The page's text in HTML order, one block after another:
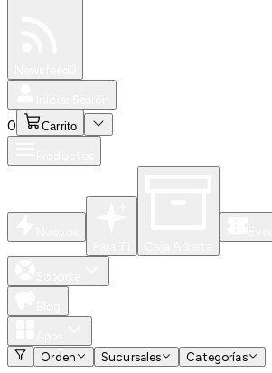
0 Carrito
Orden
Sucursales Categorías